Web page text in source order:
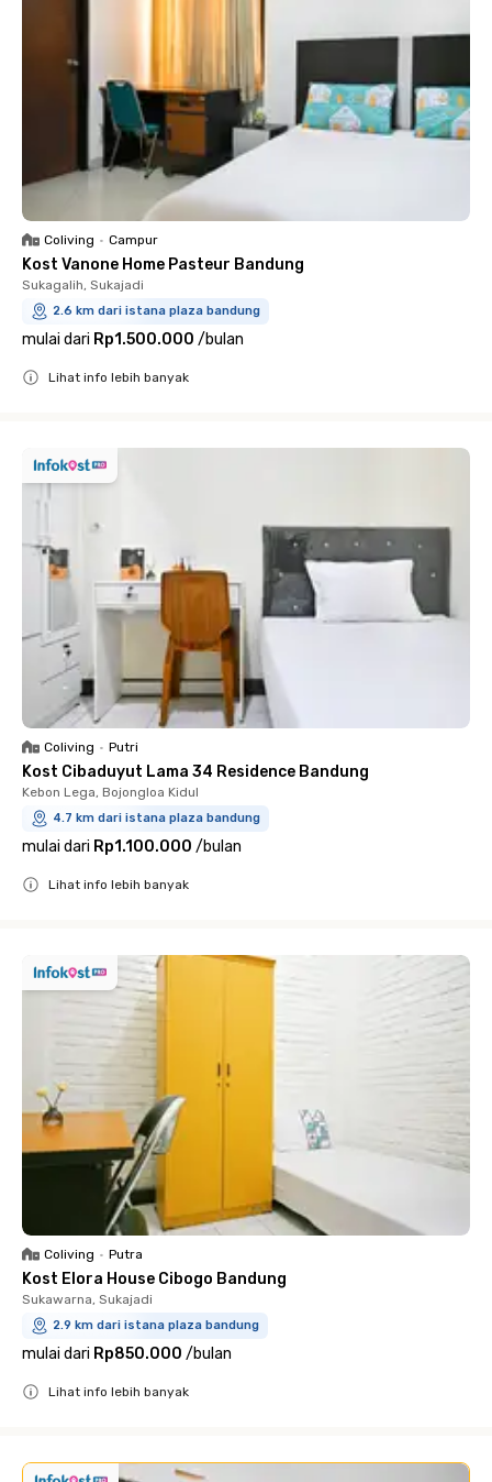
Coliving • Campur
Kost Vanone Home Pasteur Bandung
Sukagalih, Sukajadi
2.6 km dari istana plaza bandung
mulai dari Rp1.500.000 /bulan
Lihat info lebih banyak
Coliving • Putri
Kost Cibaduyut Lama 34 Residence Bandung
Kebon Lega, Bojongloa Kidul
4.7 km dari istana plaza bandung
mulai dari Rp1.100.000 /bulan
Lihat info lebih banyak
Coliving • Putra
Kost Elora House Cibogo Bandung
Sukawarna, Sukajadi
2.9 km dari istana plaza bandung
mulai dari Rp850.000 /bulan
Lihat info lebih banyak